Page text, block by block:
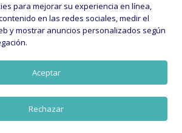
Sígueme en Instagram
para mejorar su experiencia en línea,
en las redes sociales, medir el
y mostrar anuncios personalizados según
Aceptar
Rechazar